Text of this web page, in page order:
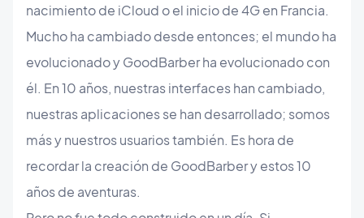
nacimiento de iCloud o el inicio de 4G en Francia.
Mucho ha cambiado desde entonces; el mundo ha
evolucionado y GoodBarber ha evolucionado con
él. En 10 años, nuestras interfaces han cambiado,
nuestras aplicaciones se han desarrollado; somos
más y nuestros usuarios también. Es hora de
recordar la creación de GoodBarber y estos 10
años de aventuras.